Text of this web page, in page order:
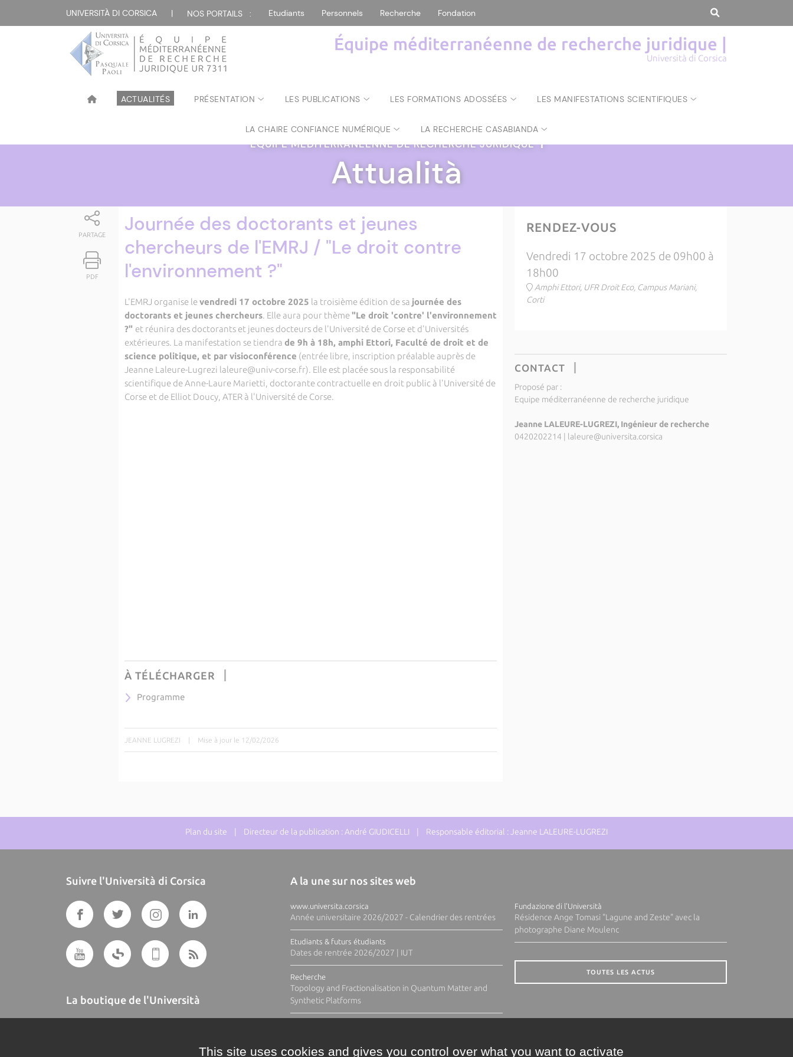
UNIVERSITÀ DI CORSICA | NOS PORTAILS : Etudiants Personnels Recherche Fondation
Équipe méditerranéenne de recherche juridique |
Università di Corsica
ACTUALITÉS PRÉSENTATION LES PUBLICATIONS LES FORMATIONS ADOSSÉES LES MANIFESTATIONS SCIENTIFIQUES
LA CHAIRE CONFIANCE NUMÉRIQUE LA RECHERCHE CASABIANDA
ÉQUIPE MÉDITERRANÉENNE DE RECHERCHE JURIDIQUE|
Attualità
PARTAGE
PDF
Journée des doctorants et jeunes
chercheurs de l'EMRJ / "Le droit contre
l'environnement ?"
L'EMRJ organise levendredi 17 octobre 2025 la troisième édition de sa journée des
doctorants et jeunes chercheurs. Elle aura pour thème "Le droit 'contre' l'environnement
?" et réunira des doctorants et jeunes docteurs de l'Université de Corse et d'Universités
extérieures. La manifestation se tiendra de 9h à 18h, amphi Ettori, Faculté de droit et de
science politique, et par visioconférence (entrée libre, inscription préalable auprès de
Jeanne Laleure-Lugrezi laleure@univ-corse.fr). Elle est placée sous la responsabilité
scientifique de Anne-Laure Marietti, doctorante contractuelle en droit public à l'Université de
Corse et de Elliot Doucy, ATER à l'Université de Corse.
À TÉLÉCHARGER
Programme
JEANNE LUGREZI | Mise à jour le 12/02/2026
RENDEZ-VOUS
Vendredi 17 octobre 2025 de 09h00 à
18h00
Amphi Ettori, UFR Droit Eco, Campus Mariani,
Corti
CONTACT
Proposé par :
Equipe méditerranéenne de recherche juridique
Jeanne LALEURE-LUGREZI, Ingénieur de recherche
0420202214
laleure@universita.corsica
Plan du site | Directeur de la publication : André GIUDICELLI | Responsable éditorial : Jeanne LALEURE-LUGREZI
Suivre l'Università di Corsica
La boutique de l'Università
A la une sur nos sites web
www.universita.corsica
Année universitaire 2026/2027 - Calendrier des rentrées
Etudiants & futurs étudiants
Dates de rentrée 2026/2027 | IUT
Recherche
Topology and Fractionalisation in Quantum Matter and
Synthetic Platforms
Fundazione di l'Università
Résidence Ange Tomasi "Lagune and Zeste" avec la
photographe Diane Moulenc
TOUTES LES ACTUS
This site uses cookies and gives you control over what you want to activate